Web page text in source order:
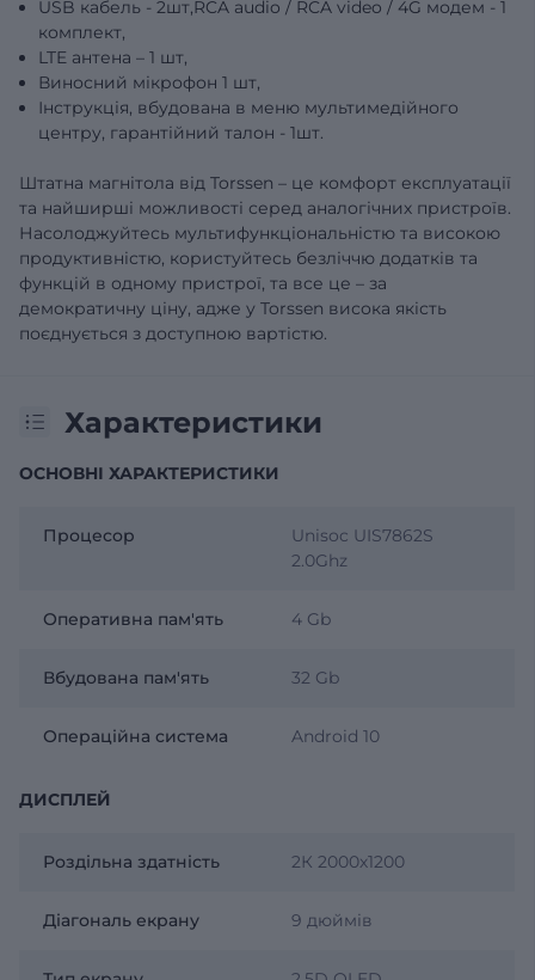
USB кабель - 2шт,RCA audio / RCA video / 4G модем - 1
комплект,
LTE антена – 1 шт,
Виносний мікрофон 1 шт,
Інструкція, вбудована в меню мультимедійного
центру, гарантійний талон - 1шт.
Штатна магнітола від Torssen – це комфорт експлуатації
та найширші можливості серед аналогічних пристроїв.
Насолоджуйтесь мультифункціональністю та високою
продуктивністю, користуйтесь безліччю додатків та
функцій в одному пристрої, та все це – за
демократичну ціну, адже у Torssen висока якість
поєднується з доступною вартістю.
Характеристики
ОСНОВНІ ХАРАКТЕРИСТИКИ
Процесор
Unisoc UIS7862S
2.0Ghz
Оперативна пам'ять 4 Gb
Вбудована пам'ять 32 Gb
Операційна система Android 10
ДИСПЛЕЙ
Роздільна здатність 2К 2000х1200
Діагональ екрану 9 дюймів